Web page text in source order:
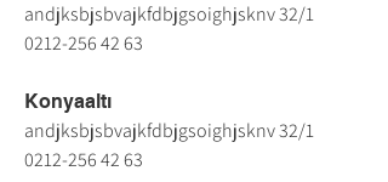
andjksbjsbvajkfdbjgsoighjsknv 32/1
0212-256 42 63
Konyaaltı
andjksbjsbvajkfdbjgsoighjsknv 32/1
0212-256 42 63